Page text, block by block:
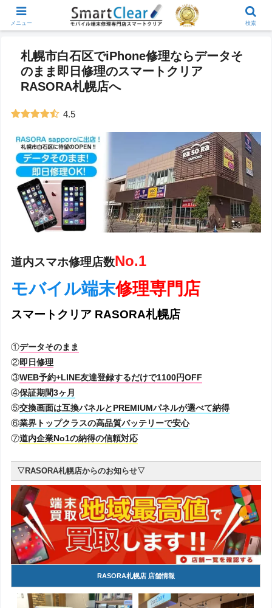
札幌市白石区でiPhone修理ならデータそ
のまま即日修理のスマートクリア
RASORA札幌店へ
4.5
道内スマホ修理店数No.1
モバイル端末修理専門店
スマートクリア RASORA札幌店
①データそのまま
②即日修理
③WEB予約+LINE友達登録するだけで1100円OFF
④保証期間3ヶ月
⑤交換画面は互換パネルとPREMIUMパネルが選べて納得
⑥業界トップクラスの高品質バッテリーで安心
⑦道内企業No1の納得の信頼対応
▽RASORA札幌店からのお知らせ▽
RASORA札幌店 店舗情報
メニュー 検索